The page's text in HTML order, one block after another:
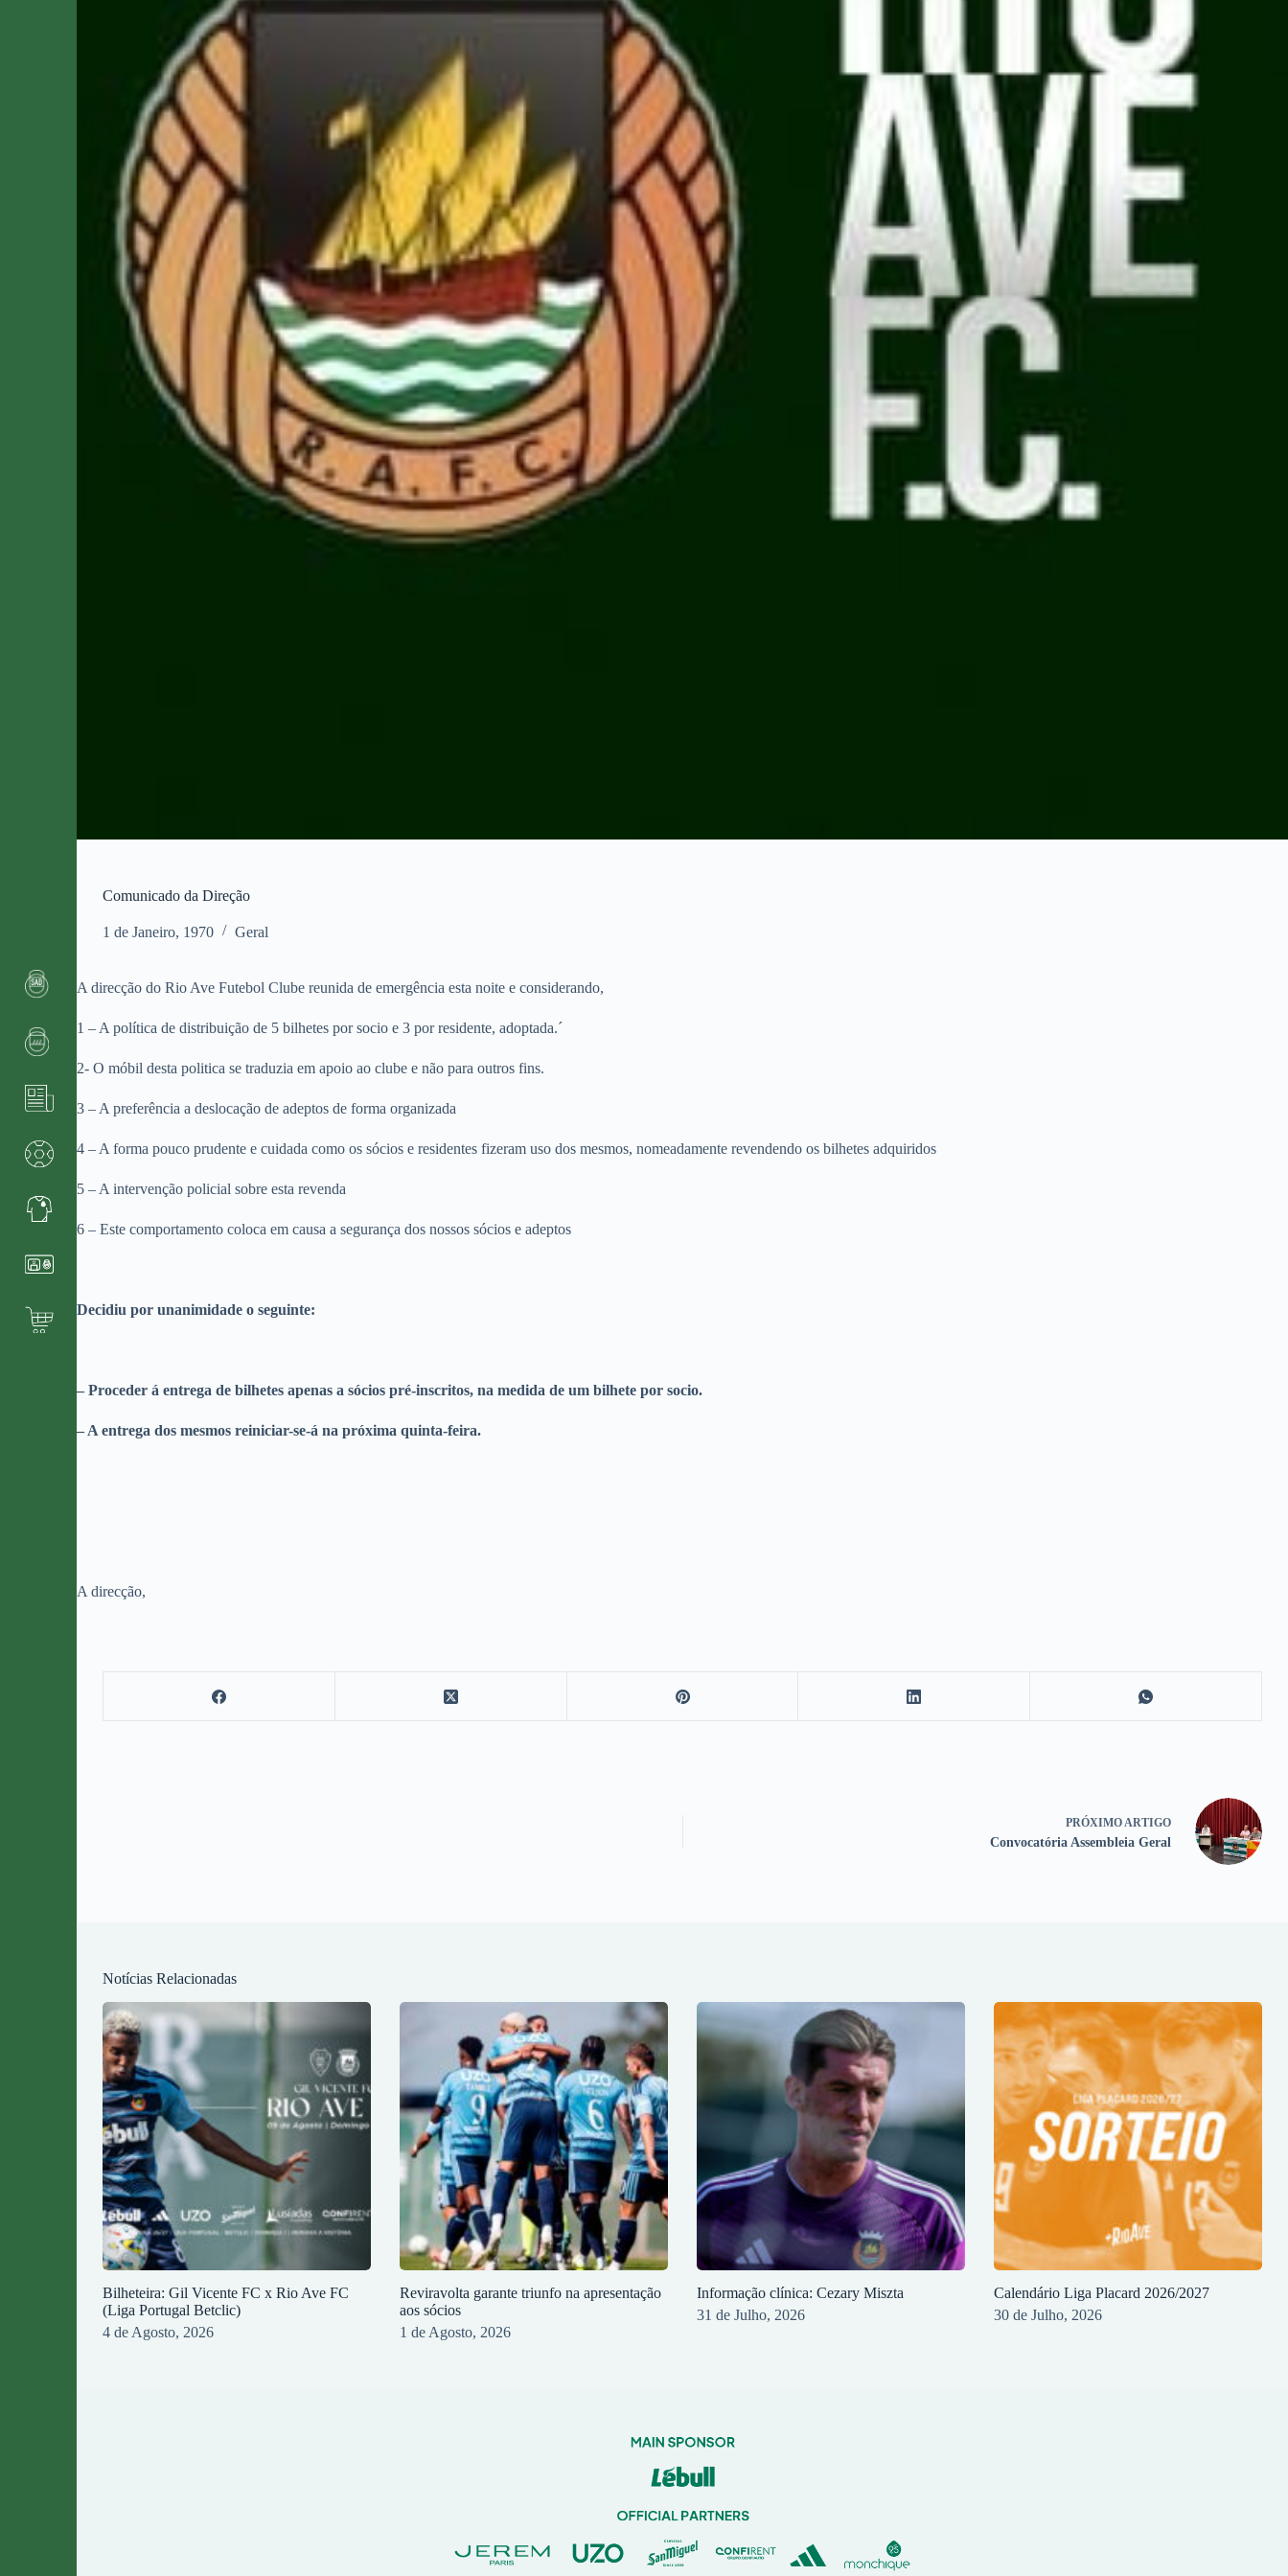
Comunicado da Direção
1 de Janeiro, 1970 Geral
A direcção do Rio Ave Futebol Clube reunida de emergência esta noite e considerando,
1 – A política de distribuição de 5 bilhetes por socio e 3 por residente, adoptada.´
2- O móbil desta politica se traduzia em apoio ao clube e não para outros fins.
3 – A preferência a deslocação de adeptos de forma organizada
4 – A forma pouco prudente e cuidada como os sócios e residentes fizeram uso dos mesmos, nomeadamente revendendo os bilhetes adquiridos
5 – A intervenção policial sobre esta revenda
6 – Este comportamento coloca em causa a segurança dos nossos sócios e adeptos
Decidiu por unanimidade o seguinte:
– Proceder á entrega de bilhetes apenas a sócios pré-inscritos, na medida de um bilhete por socio.
– A entrega dos mesmos reiniciar-se-á na próxima quinta-feira.
A direcção,
PRÓXIMO ARTIGO
Convocatória Assembleia Geral
Notícias Relacionadas
Bilheteira: Gil Vicente FC x Rio Ave FC
(Liga Portugal Betclic)
4 de Agosto, 2026
Reviravolta garante triunfo na apresentação
aos sócios
1 de Agosto, 2026
Informação clínica: Cezary Miszta
31 de Julho, 2026
Calendário Liga Placard 2026/2027
30 de Julho, 2026